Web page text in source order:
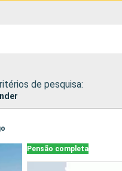
de pesquisa:
Pensão completa